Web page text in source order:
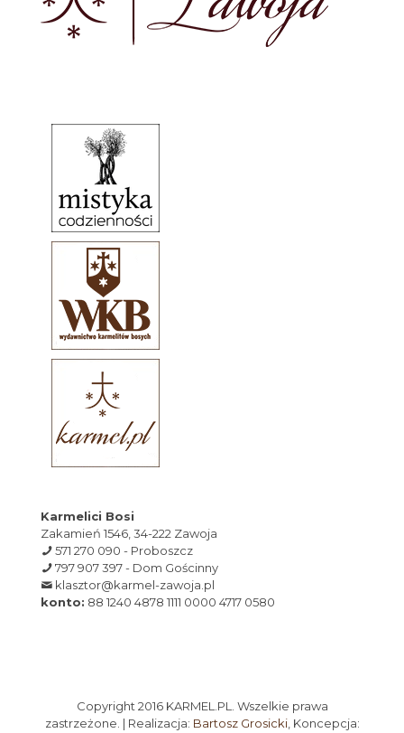
Karmelici Bosi
Zakamień 1546, 34-222 Zawoja
571 270 090 - Proboszcz
797 907 397 - Dom Gościnny
klasztor@karmel-zawoja.pl
konto: 88 1240 4878 1111 0000 4717 0580
Copyright 2016 KARMEL.PL. Wszelkie prawa
zastrzeżone. | Realizacja: Bartosz Grosicki, Koncepcja: